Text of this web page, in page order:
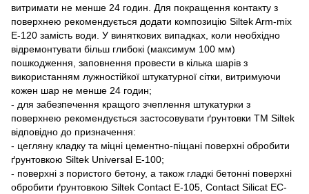
витримати не менше 24 годин. Для покращення контакту з
поверхнею рекомендується додати композицію Siltek Arm-mix
Е-120 замість води. У виняткових випадках, коли необхідно
відремонтувати більш глибокі (максимум 100 мм)
пошкодження, заповнення провести в кілька шарів з
використанням лужностійкої штукатурної сітки, витримуючи
кожен шар не менше 24 годин;
- для забезпечення кращого зчеплення штукатурки з
поверхнею рекомендується застосовувати ґрунтовки ТМ Siltek
відповідно до призначення:
- цегляну кладку та міцні цементно-піщані поверхні обробити
ґрунтовкою Siltek Universal E-100;
- поверхні з пористого бетону, а також гладкі бетонні поверхні
обробити ґрунтовкою Siltek Contact Е-105, Contact Silicat ЕC-